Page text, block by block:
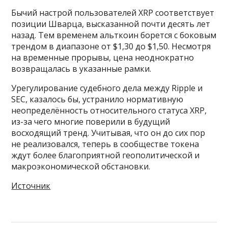
Бычий настрой пользователей XRP соответствует
позиции Шварца, высказанной почти десять лет
назад. Тем временем альткоин борется с боковым
трендом в диапазоне от $1,30 до $1,50. Несмотря
на временные прорывы, цена неоднократно
возвращалась в указанные рамки.
Урегулирование судебного дела между Ripple и
SEC, казалось бы, устранило нормативную
неопределённость относительного статуса XRP,
из-за чего многие поверили в будущий
восходящий тренд. Учитывая, что он до сих пор
не реализовался, теперь в сообществе токена
ждут более благоприятной геополитической и
макроэкономической обстановки.
Источник